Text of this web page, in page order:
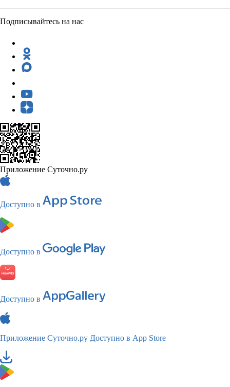
Подписывайтесь на нас
Приложение Суточно.ру
Доступно в
Доступно в
Доступно в
Приложение Суточно.ру Доступно в App Store